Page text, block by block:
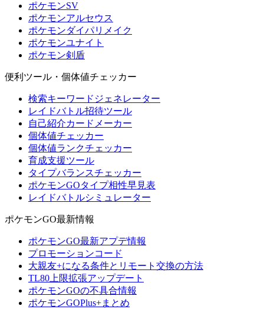
ポケモンSV
ポケモンアルセウス
ポケモンダイパリメイク
ポケモンユナイト
ポケモン剣盾
便利ツール・個体値チェッカー
検索キーワードジェネレーター
レイドバトル招待ツール
自己紹介カードメーカー
個体値チェッカー
個体値ランクチェッカー
育成支援ツール
タイプバランスチェッカー
ポケモンGOタイプ相性早見表
レイドバトルシミュレーター
ポケモンGO最新情報
ポケモンGO最新アプデ情報
プロモーションコード
大親友+になる条件とリモート交換の方法
TL80上限拡張アップデート
ポケモンGOの不具合情報
ポケモンGOPlus+まとめ